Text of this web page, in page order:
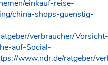
einkauf-reise-
china-shops-guenstig-
verbraucher/Vorsicht-
auf-Social-
www.ndr.de/ratgeber/